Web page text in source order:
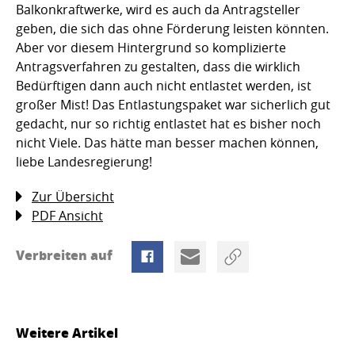
Balkonkraftwerke, wird es auch da Antragsteller
geben, die sich das ohne Förderung leisten könnten.
Aber vor diesem Hintergrund so komplizierte
Antragsverfahren zu gestalten, dass die wirklich
Bedürftigen dann auch nicht entlastet werden, ist
großer Mist! Das Entlastungspaket war sicherlich gut
gedacht, nur so richtig entlastet hat es bisher noch
nicht Viele. Das hätte man besser machen können,
liebe Landesregierung!
Zur Übersicht
PDF Ansicht
Verbreiten auf
Weitere Artikel